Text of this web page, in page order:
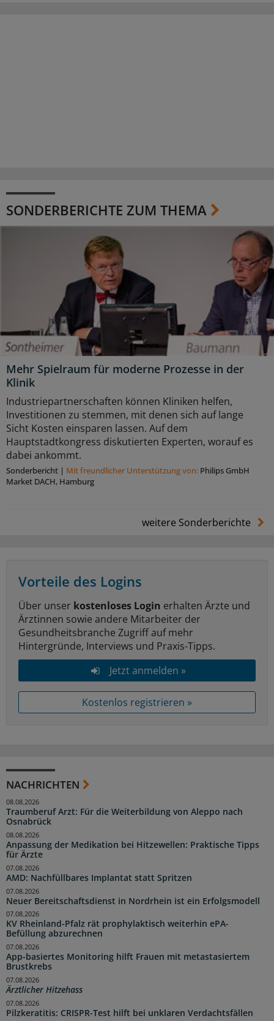
SONDERBERICHTE ZUM THEMA
Mehr Spielraum für moderne Prozesse in der
Klinik
Industriepartnerschaften können Kliniken helfen,
Investitionen zu stemmen, mit denen sich auf lange
Sicht Kosten einsparen lassen. Auf dem
Hauptstadtkongress diskutierten Experten, worauf es
dabei ankommt.
Sonderbericht | Mit freundlicher Unterstützung von: Philips GmbH
Market DACH, Hamburg
weitere Sonderberichte
Vorteile des Logins
Über unser kostenloses Login erhalten Ärzte und
Ärztinnen sowie andere Mitarbeiter der
Gesundheitsbranche Zugriff auf mehr
Hintergründe, Interviews und Praxis-Tipps.
Jetzt anmelden »
Kostenlos registrieren »
NACHRICHTEN
Traumberuf Arzt: Für die Weiterbildung von Aleppo nach
Osnabrück
08.08.2026
Anpassung der Medikation bei Hitzewellen: Praktische Tipps
für Ärzte
08.08.2026
AMD: Nachfüllbares Implantat statt Spritzen
07.08.2026
Neuer Bereitschaftsdienst in Nordrhein ist ein Erfolgsmodell
07.08.2026
KV Rheinland-Pfalz rät prophylaktisch weiterhin ePA-
Befüllung abzurechnen
07.08.2026
App-basiertes Monitoring hilft Frauen mit metastasiertem
Brustkrebs
07.08.2026
Ärztlicher Hitzehass
07.08.2026
Pilzkeratitis: CRISPR-Test hilft bei unklaren Verdachtsfällen
07.08.2026